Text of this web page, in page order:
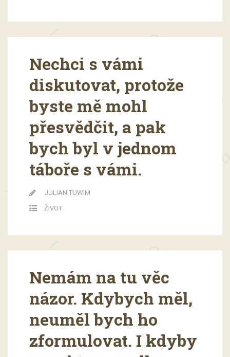
Nechci s vámi
diskutovat, protože
byste mě mohl
přesvědčit, a pak
bych byl v jednom
táboře s vámi.
JULIAN TUWIM
ŽIVOT
Nemám na tu věc
názor. Kdybych měl,
neuměl bych ho
zformulovat. I kdyby